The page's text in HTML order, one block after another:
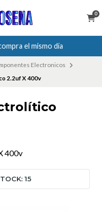
0
el mismo día
Electronicos
2.2uf X 400v
400v
15